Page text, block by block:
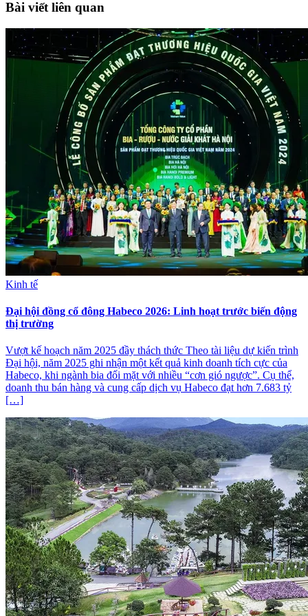
Bài viết liên quan
Kinh tế
Đại hội đồng cổ đông Habeco 2026: Linh hoạt trước biến động
thị trường
Vượt kế hoạch năm 2025 đầy thách thức Theo tài liệu dự kiến trình
Đại hội, năm 2025 ghi nhận một kết quả kinh doanh tích cực của
Habeco, khi ngành bia đối mặt với nhiều “cơn gió ngược”. Cụ thể,
doanh thu bán hàng và cung cấp dịch vụ Habeco đạt hơn 7.683 tỷ
[…]